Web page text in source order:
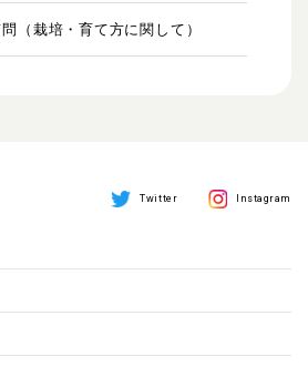
（栽培・育て方に関して）
Twitter Instagram